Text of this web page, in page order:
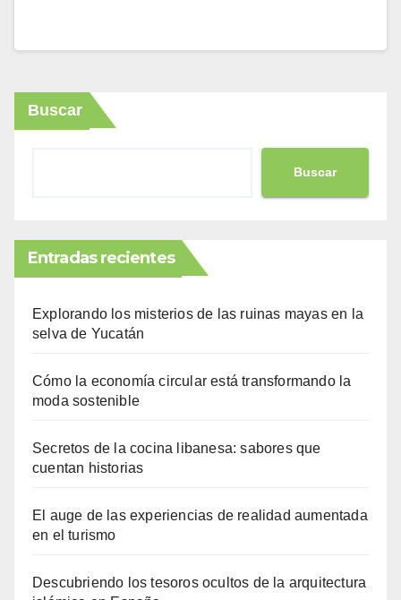
Buscar
Buscar
Entradas recientes
Explorando los misterios de las ruinas mayas en la
selva de Yucatán
Cómo la economía circular está transformando la
moda sostenible
Secretos de la cocina libanesa: sabores que
cuentan historias
El auge de las experiencias de realidad aumentada
en el turismo
Descubriendo los tesoros ocultos de la arquitectura